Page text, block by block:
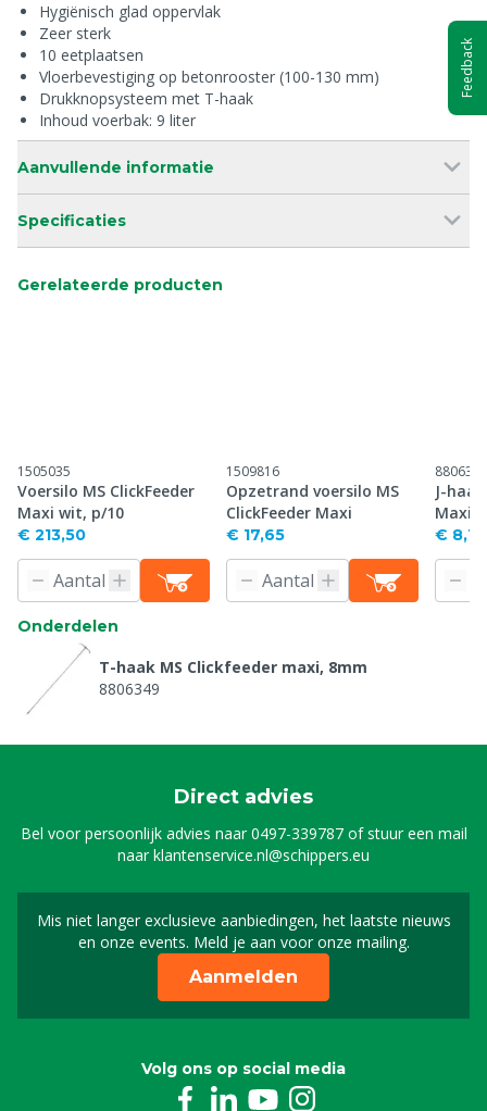
Hygiënisch glad oppervlak
Zeer sterk
10 eetplaatsen
Vloerbevestiging op betonrooster (100-130 mm)
Drukknopsysteem met T-haak
Inhoud voerbak: 9 liter
Aanvullende informatie
Specificaties
Gerelateerde producten
1505035
Voersilo MS ClickFeeder
Maxi wit, p/10
€ 213,50
1509816
Opzetrand voersilo MS
ClickFeeder Maxi
€ 17,65
8806379
J-
Maxi,
€ 8,15
Onderdelen
T-haak MS Clickfeeder maxi, 8mm
8806349
Direct advies
Bel voor persoonlijk advies naar0497-339787of stuur een mail
naarklantenservice.nl@schippers.eu
Mis niet langer exclusieve aanbiedingen, het laatste nieuws
en onze events. Meld je aan voor onze mailing.
Schrijf je in voor onze
Aanmelden
Volg ons op social media
Feedback